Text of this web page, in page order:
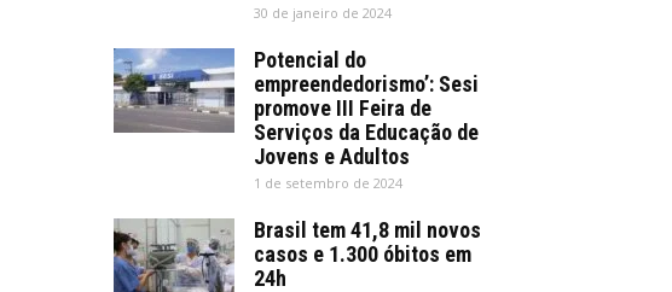
30 de janeiro de 2024
Potencial do
empreendedorismo’: Sesi
promove III Feira de
Serviços da Educação de
Jovens e Adultos
1 de setembro de 2024
Brasil tem 41,8 mil novos
casos e 1.300 óbitos em
24h